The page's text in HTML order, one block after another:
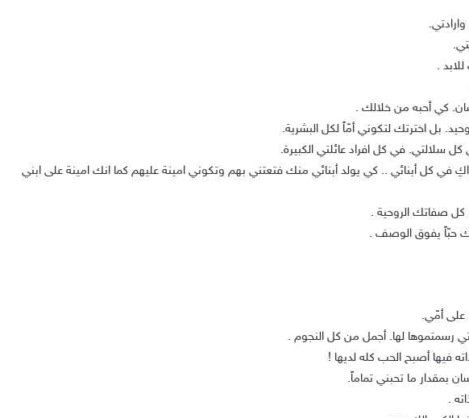
.
كي أحبه من خلالك .
بل اخترتك لتكوني أمّاً لكل البشرية.
سلالتي. في كل افراد عائلتي الكبيرة.
في كل أبنائي .. كي يولد أبنائي منك فتعتني بهم وتكوني امينة عليهم كما انك امينة على ابني
كل صفاتك الروحية .
حبّاً يفوق الوصف .
على أمّي.
رسمتموها لها. أجمل من كل النجوم .
فيها أصبح الحب كله لديها !
بمقدار ما تحبني تماماً.
.